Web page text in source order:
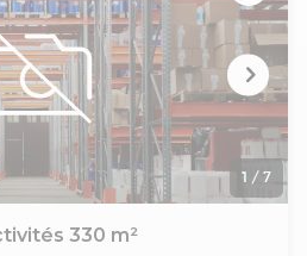
qui répondront parfaitement à
stockage industriels.
et d'avance
1 / 7
330 m²